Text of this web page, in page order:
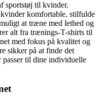
sportstøj til kvinder.
komfortable, stilfulde
at træne med lethed og
alt fra trænings-T-shirts til
med fokus på kvalitet og
sikker på at finde det
til dine individuelle